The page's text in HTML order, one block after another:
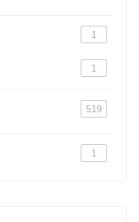
1
1
519
1